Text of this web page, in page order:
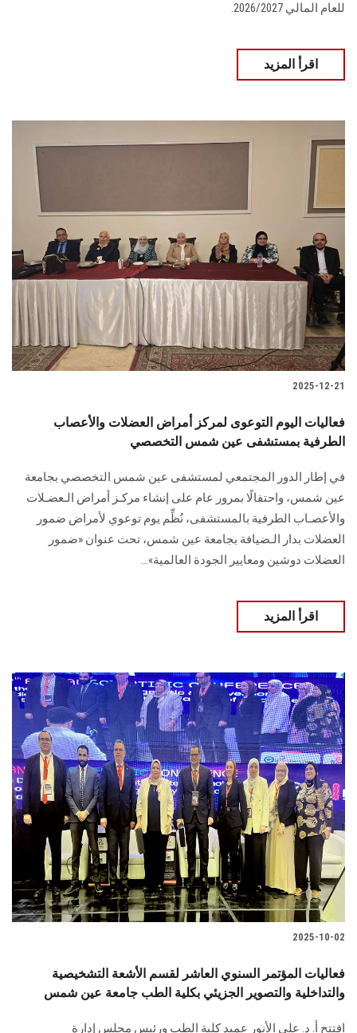
للعام المالي 2026/2027.
اقرأ المزيد
2025-12-21
فعاليات اليوم التوعوى لمركز أمراض العضلات والأعصاب
الطرفية بمستشفى عين شمس التخصصي
في إطار الدور المجتمعي لمستشفى عين شمس التخصصي بجامعة
عين شمس، واحتفالًا بمرور عام على إنشاء مركـز أمراض الـعضـلات
والأعصـاب الطرفية بالمستشفى، نُظِّم يوم توعوي لأمراض ضمور
العضلات بدار الـضيافة بجامعة عين شمس، تحت عنوان «ضمور
العضلات دوشين ومعايير الجودة العالمية»...
اقرأ المزيد
2025-10-02
فعاليات المؤتمر السنوي العاشر لقسم الأشعة التشخيصية
والتداخلية والتصوير الجزيئي بكلية الطب جامعة عين شمس
افتتح أ. د. علي الأنور عميد كلية الطب ورئيس مجلس إدارة